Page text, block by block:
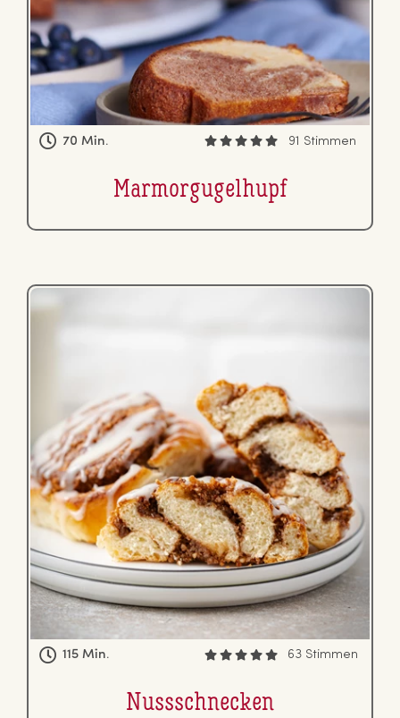
70 Min. 91 Stimmen
Mar­mor­gu­gel­hupf
115 Min. 63 Stimmen
Nuss­schne­cken